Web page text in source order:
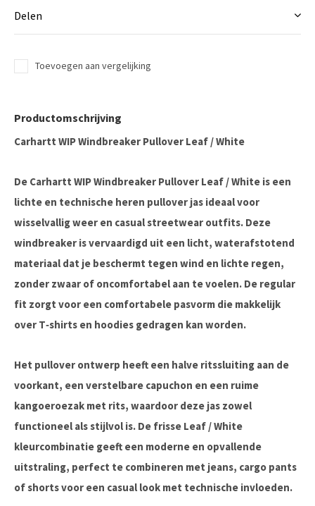
Delen
Toevoegen aan vergelijking
Productomschrijving
Carhartt WIP Windbreaker Pullover Leaf / White
De Carhartt WIP Windbreaker Pullover Leaf / White is een
lichte en technische heren pullover jas ideaal voor
wisselvallig weer en casual streetwear outfits. Deze
windbreaker is vervaardigd uit een licht, waterafstotend
materiaal dat je beschermt tegen wind en lichte regen,
zonder zwaar of oncomfortabel aan te voelen. De regular
fit zorgt voor een comfortabele pasvorm die makkelijk
over T‑shirts en hoodies gedragen kan worden.
Het pullover ontwerp heeft een halve ritssluiting aan de
voorkant, een verstelbare capuchon en een ruime
kangoeroezak met rits, waardoor deze jas zowel
functioneel als stijlvol is. De frisse Leaf / White
kleurcombinatie geeft een moderne en opvallende
uitstraling, perfect te combineren met jeans, cargo pants
of shorts voor een casual look met technische invloeden.